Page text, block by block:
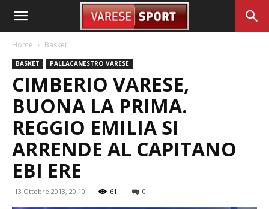
Home Basket
BASKET PALLACANESTRO VARESE
CIMBERIO VARESE,
BUONA LA PRIMA.
REGGIO EMILIA SI
ARRENDE AL CAPITANO
EBI ERE
13 Ottobre 2013, 20:10 61 0